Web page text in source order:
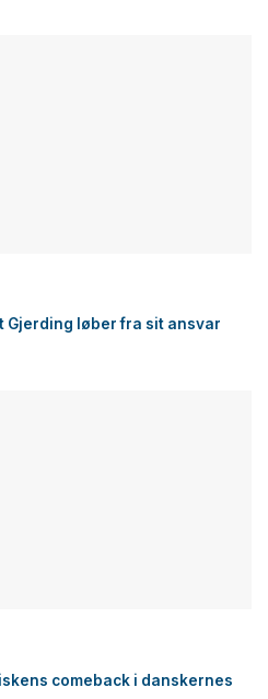
Gjerding løber fra sit ansvar
comeback i danskernes